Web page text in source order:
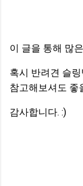
이 글을 통해 많
혹시 반려견 슬
참고해보셔도 좋
감사합니다. :)